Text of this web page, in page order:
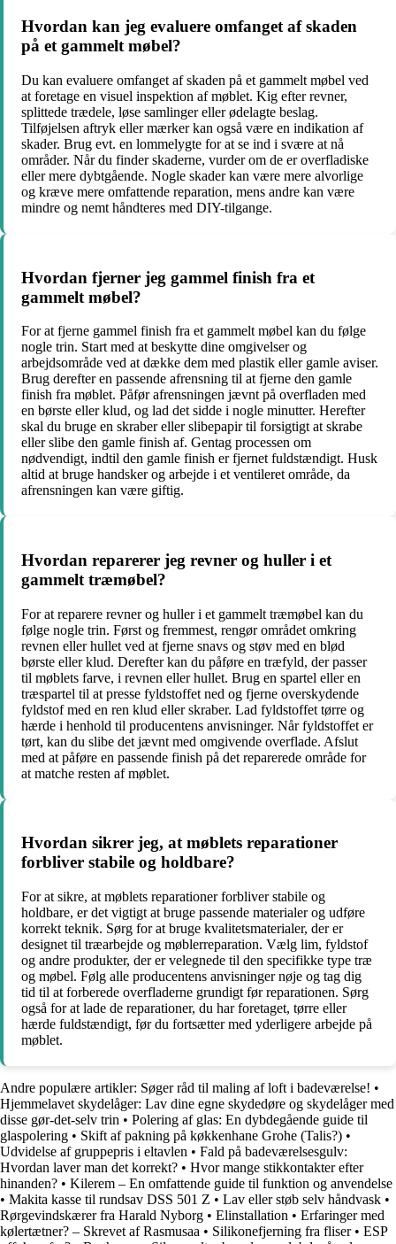
Hvordan kan jeg evaluere omfanget af skaden
på et gammelt møbel?
Du kan evaluere omfanget af skaden på et gammelt møbel ved
at foretage en visuel inspektion af møblet. Kig efter revner,
splittede trædele, løse samlinger eller ødelagte beslag.
Tilføjelsen aftryk eller mærker kan også være en indikation af
skader. Brug evt. en lommelygte for at se ind i svære at nå
områder. Når du finder skaderne, vurder om de er overfladiske
eller mere dybtgående. Nogle skader kan være mere alvorlige
og kræve mere omfattende reparation, mens andre kan være
mindre og nemt håndteres med DIY-tilgange.
Hvordan fjerner jeg gammel finish fra et
gammelt møbel?
For at fjerne gammel finish fra et gammelt møbel kan du følge
nogle trin. Start med at beskytte dine omgivelser og
arbejdsområde ved at dække dem med plastik eller gamle aviser.
Brug derefter en passende afrensning til at fjerne den gamle
finish fra møblet. Påfør afrensningen jævnt på overfladen med
en børste eller klud, og lad det sidde i nogle minutter. Herefter
skal du bruge en skraber eller slibepapir til forsigtigt at skrabe
eller slibe den gamle finish af. Gentag processen om
nødvendigt, indtil den gamle finish er fjernet fuldstændigt. Husk
altid at bruge handsker og arbejde i et ventileret område, da
afrensningen kan være giftig.
Hvordan reparerer jeg revner og huller i et
gammelt træmøbel?
For at reparere revner og huller i et gammelt træmøbel kan du
følge nogle trin. Først og fremmest, rengør området omkring
revnen eller hullet ved at fjerne snavs og støv med en blød
børste eller klud. Derefter kan du påføre en træfyld, der passer
til møblets farve, i revnen eller hullet. Brug en spartel eller en
træspartel til at presse fyldstoffet ned og fjerne overskydende
fyldstof med en ren klud eller skraber. Lad fyldstoffet tørre og
hærde i henhold til producentens anvisninger. Når fyldstoffet er
tørt, kan du slibe det jævnt med omgivende overflade. Afslut
med at påføre en passende finish på det reparerede område for
at matche resten af møblet.
Hvordan sikrer jeg, at møblets reparationer
forbliver stabile og holdbare?
For at sikre, at møblets reparationer forbliver stabile og
holdbare, er det vigtigt at bruge passende materialer og udføre
korrekt teknik. Sørg for at bruge kvalitetsmaterialer, der er
designet til træarbejde og møblerreparation. Vælg lim, fyldstof
og andre produkter, der er velegnede til den specifikke type træ
og møbel. Følg alle producentens anvisninger nøje og tag dig
tid til at forberede overfladerne grundigt før reparationen. Sørg
også for at lade de reparationer, du har foretaget, tørre eller
hærde fuldstændigt, før du fortsætter med yderligere arbejde på
møblet.
Andre populære artikler: Søger råd til maling af loft i badeværelse! •
Hjemmelavet skydelåger: Lav dine egne skydedøre og skydelåger med
disse gør-det-selv trin • Polering af glas: En dybdegående guide til
glaspolering • Skift af pakning på køkkenhane Grohe (Talis?) •
Udvidelse af gruppepris i eltavlen • Fald på badeværelsesgulv:
Hvordan laver man det korrekt? • Hvor mange stikkontakter efter
hinanden? • Kilerem – En omfattende guide til funktion og anvendelse
• Makita kasse til rundsav DSS 501 Z • Lav eller støb selv håndvask •
Rørgevindskærer fra Harald Nyborg • Elinstallation • Erfaringer med
kølertætner? – Skrevet af Rasmusaa • Silikonefjerning fra fliser• ESP